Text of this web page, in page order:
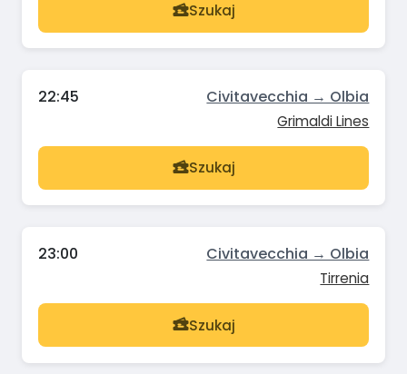
Szukaj
22:45 Civitavecchia → Olbia
Grimaldi Lines
Szukaj
23:00 Civitavecchia → Olbia
Tirrenia
Szukaj